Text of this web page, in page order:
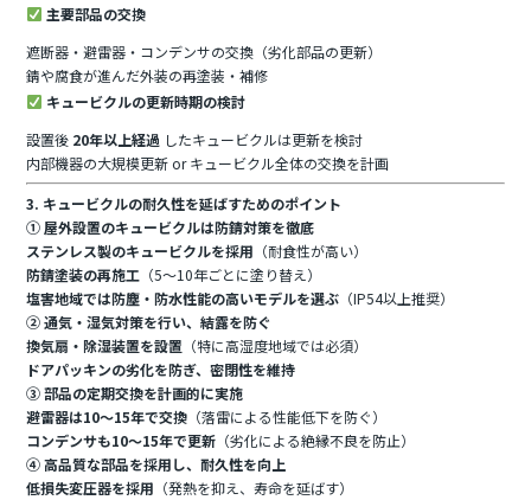
主要部品の交換
遮断器・避雷器・コンデンサの交換（劣化部品の更新）
錆や腐食が進んだ外装の再塗装・補修
キュービクルの更新時期の検討
設置後 20年以上経過 したキュービクルは更新を検討
内部機器の大規模更新 or キュービクル全体の交換を計画
3. キュービクルの耐久性を延ばすためのポイント
① 屋外設置のキュービクルは防錆対策を徹底
ステンレス製のキュービクルを採用 （耐食性が高い）
防錆塗装の再施工 （5～10年ごとに塗り替え）
塩害地域では防塵・防水性能の高いモデルを選ぶ （IP54以上推奨）
② 通気・湿気対策を行い、結露を防ぐ
換気扇・除湿装置を設置 （特に高湿度地域では必須）
ドアパッキンの劣化を防ぎ、密閉性を維持
③ 部品の定期交換を計画的に実施
避雷器は10～15年で交換 （落雷による性能低下を防ぐ）
コンデンサも10～15年で更新 （劣化による絶縁不良を防止）
④ 高品質な部品を採用し、耐久性を向上
低損失変圧器を採用 （発熱を抑え、寿命を延ばす）